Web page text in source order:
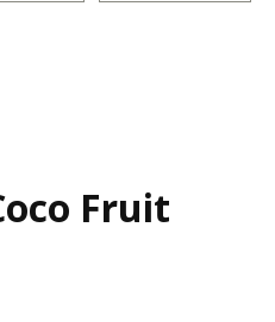
Fruit